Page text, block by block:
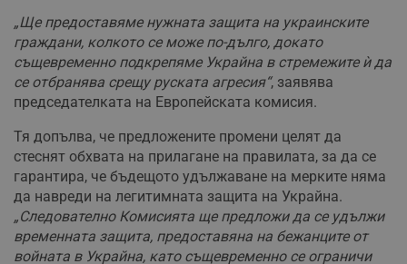
„Ще предоставяме нужната защита на украинските
граждани, колкото се може по-дълго, докато
същевременно подкрепяме Украйна в стремежите ѝ да
се отбранява срещу руската агресия“, заявява
председателката на Европейската комисия.
Тя допълва, че предложените промени целят да
стеснят обхвата на прилагане на правилата, за да се
гарантира, че бъдещото удължаване на мерките няма
да навреди на легитимната защита на Украйна.
„Следователно Комисията ще предложи да се удължи
временната защита, предоставяна на бежанците от
войната в Украйна, като същевременно се ограничи